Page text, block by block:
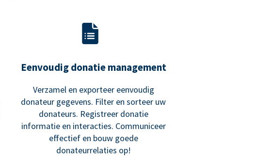
Eenvoudig donatie management
Verzamel en exporteer eenvoudig
donateur gegevens. Filter en sorteer uw
donateurs. Registreer donatie
informatie en interacties. Communiceer
effectief en bouw goede
donateurrelaties op!